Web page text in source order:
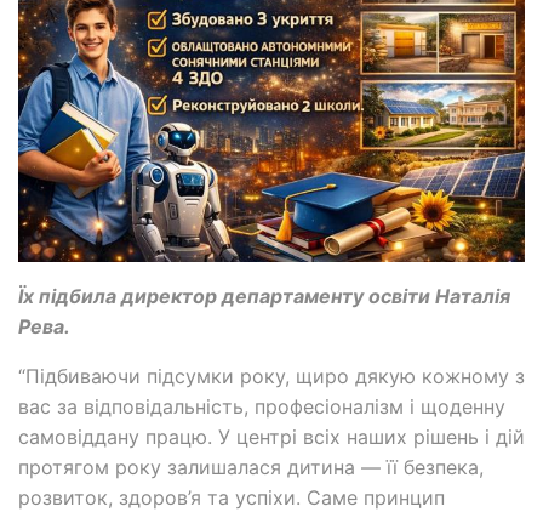
Їх підбила директор департаменту освіти Наталія
Рева.
“Підбиваючи підсумки року, щиро дякую кожному з
вас за відповідальність, професіоналізм і щоденну
самовіддану працю. У центрі всіх наших рішень і дій
протягом року залишалася дитина — її безпека,
розвиток, здоров’я та успіхи. Саме принцип